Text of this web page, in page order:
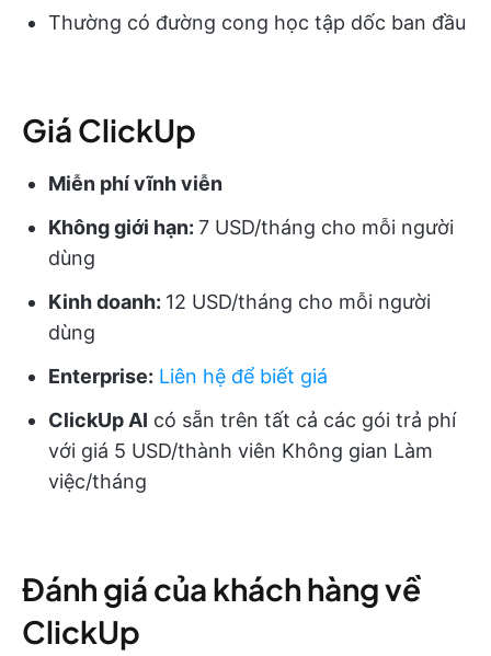
Thường có đường cong học tập dốc ban đầu
Giá ClickUp
Miễn phí vĩnh viễn
Không giới hạn: 7 USD/tháng cho mỗi người
dùng
Kinh doanh: 12 USD/tháng cho mỗi người
dùng
Enterprise: Liên hệ để biết giá
ClickUp AI có sẵn trên tất cả các gói trả phí
với giá 5 USD/thành viên Không gian Làm
việc/tháng
Đánh giá của khách hàng về
ClickUp